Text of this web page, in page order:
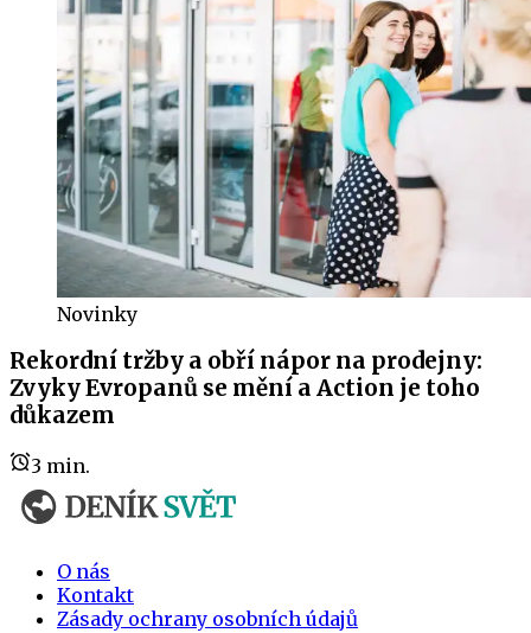
Novinky
Rekordní tržby a obří nápor na prodejny:
Zvyky Evropanů se mění a Action je toho
důkazem
3 min.
O nás
Kontakt
Zásady ochrany osobních údajů